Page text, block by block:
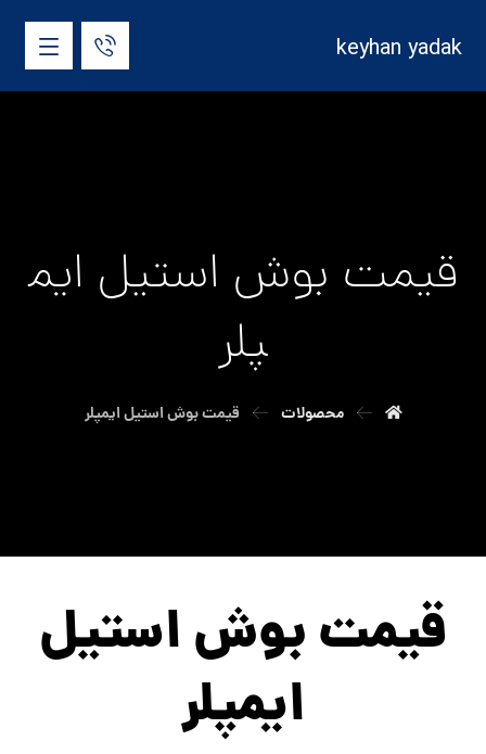
keyhan yadak
قیمت بوش استیل ایم
پلر
محصولات قیمت بوش استیل ایمپلر
قیمت بوش استیل
ایمپلر